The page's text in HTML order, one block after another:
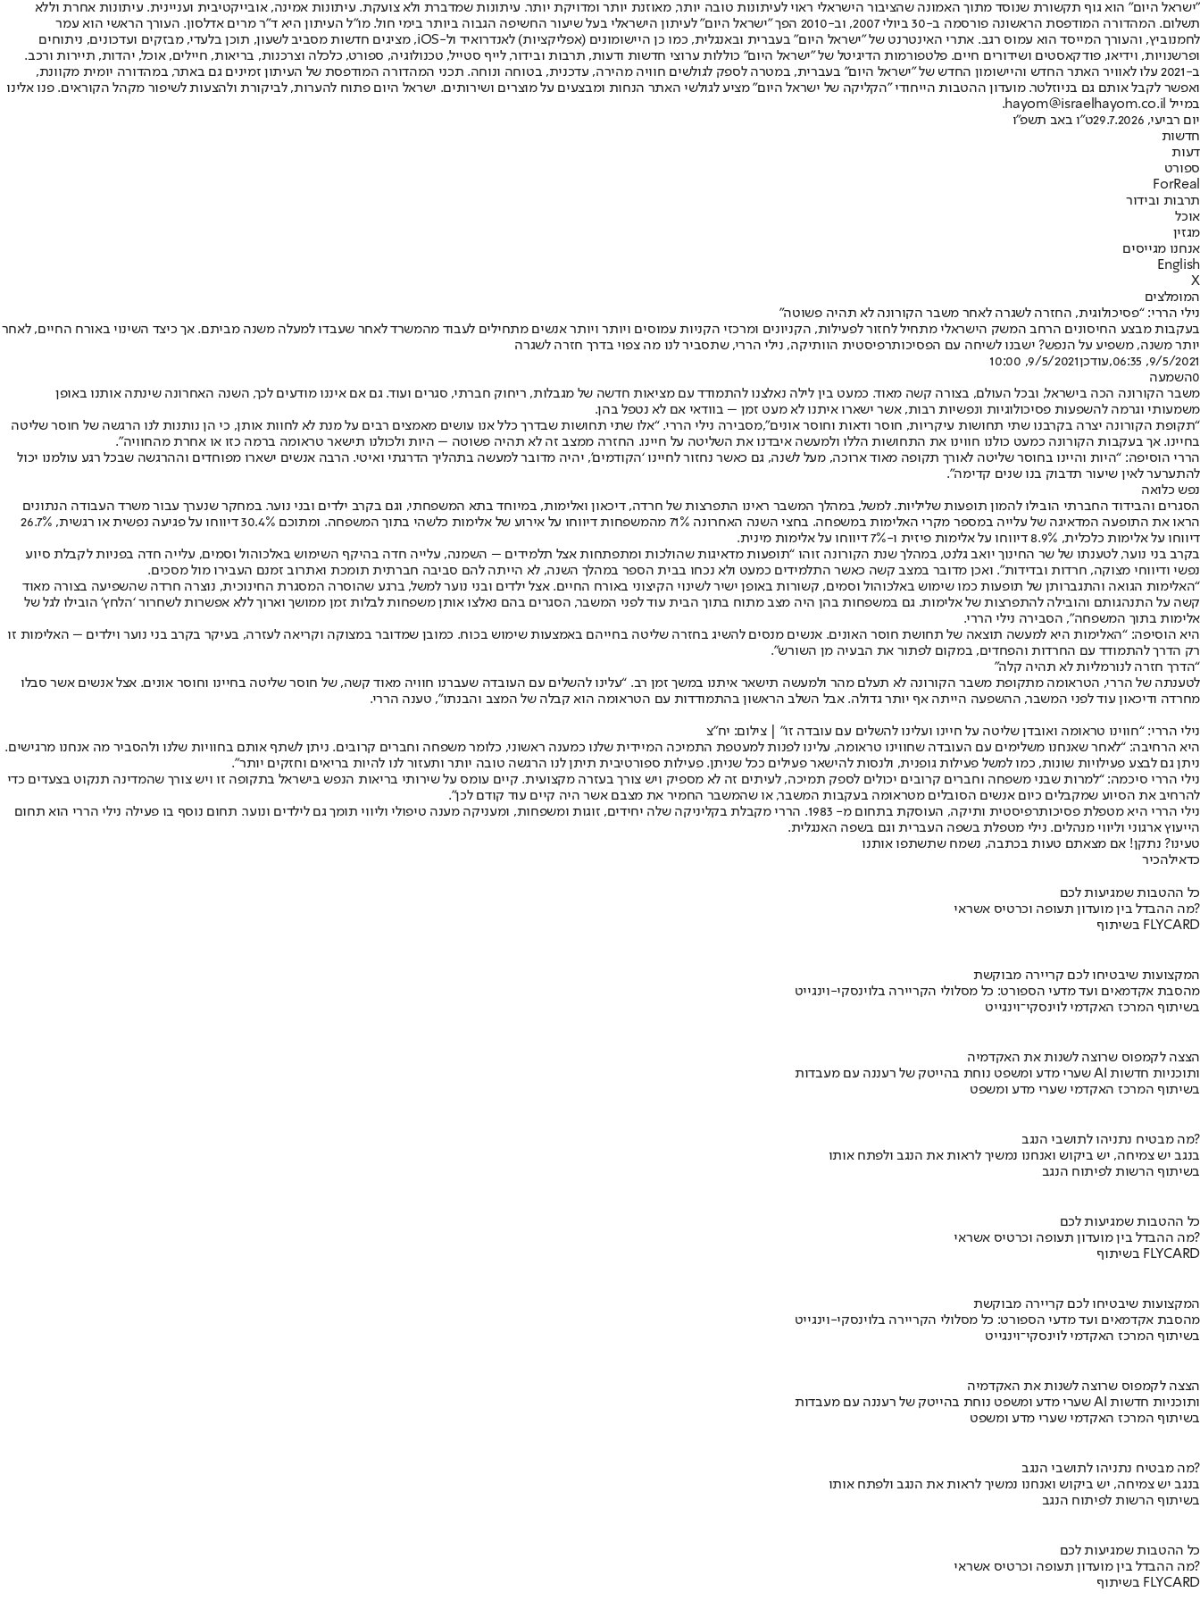
"ישראל היום" הוא גוף תקשורת שנוסד מתוך האמונה שהציבור הישראלי ראוי לעיתונות טובה יותר, מאוזנת יותר ומדויקת יותר. עיתונות שמדברת ולא צועקת. עיתונות אמינה, אובייקטיבית ועניינית. עיתונות אחרת וללא
תשלום. המהדורה המודפסת הראשונה פורסמה ב-30 ביולי 2007, וב-2010 הפך "ישראל היום" לעיתון הישראלי בעל שיעור החשיפה הגבוה ביותר בימי חול. מו"ל העיתון היא ד"ר מרים אדלסון. העורך הראשי הוא עמר
לחמנוביץ, והעורך המייסד הוא עמוס רגב. אתרי האינטרנט של "ישראל היום" בעברית ובאנגלית, כמו כן היישומונים (אפליקציות) לאנדרואיד ול-iOS, מציגים חדשות מסביב לשעון, תוכן בלעדי, מבזקים ועדכונים, ניתוחים
ופרשנויות, וידיאו, פודקאסטים ושידורים חיים. פלטפורמות הדיגיטל של "ישראל היום" כוללות ערוצי חדשות ודעות, תרבות ובידור, לייף סטייל, טכנולוגיה, ספורט, כלכלה וצרכנות, בריאות, חיילים, אוכל, יהדות, תיירות ורכב.
ב-2021 עלו לאוויר האתר החדש והיישומון החדש של "ישראל היום" בעברית, במטרה לספק לגולשים חוויה מהירה, עדכנית, בטוחה ונוחה. תכני המהדורה המודפסת של העיתון זמינים גם באתר, במהדורה יומית מקוונת,
ואפשר לקבל אותם גם בניוזלטר. מועדון ההטבות הייחודי "הקליקה של ישראל היום" מציע לגולשי האתר הנחות ומבצעים על מוצרים ושירותים. ישראל היום פתוח להערות, לביקורת ולהצעות לשיפור מקהל הקוראים. פנו אלינו
במייל hayom@israelhayom.co.il.
יום רביעי, 29.7.2026
ט"ו באב תשפ"ו
חדשות
דעות
ספורט
ForReal
תרבות ובידור
אוכל
מגזין
אנחנו מגייסים
English
X
המומלצים
נילי הררי: “פסיכולוגית, החזרה לשגרה לאחר משבר הקורונה לא תהיה פשוטה”
בעקבות מבצע החיסונים הרחב המשק הישראלי מתחיל לחזור לפעילות, הקניונים ומרכזי הקניות עמוסים ויותר ויותר אנשים מתחילים לעבוד מהמשרד לאחר שעבדו למעלה משנה מביתם. אך כיצד השינוי באורח החיים, לאחר
יותר משנה, משפיע על הנפש? ישבנו לשיחה עם הפסיכותרפיסטית הוותיקה, נילי הררי, שתסביר לנו מה צפוי בדרך חזרה לשגרה
9/5/2021, 06:35
,עודכן9/5/2021, 10:00
0השמעה
משבר הקורונה הכה בישראל, ובכל העולם, בצורה קשה מאוד. כמעט בין לילה נאלצנו להתמודד עם מציאות חדשה של מגבלות, ריחוק חברתי, סגרים ועוד. גם אם איננו מודעים לכך, השנה האחרונה שינתה אותנו באופן
משמעותי וגרמה להשפעות פסיכולוגיות ונפשיות רבות, אשר ישארו איתנו לא מעט זמן – בוודאי אם לא נטפל בהן.
“תקופת הקורונה יצרה בקרבנו שתי תחושות עיקריות, חוסר ודאות וחוסר אונים”,מסבירה נילי הררי. “אלו שתי תחושות שבדרך כלל אנו עושים מאמצים רבים על מנת לא לחוות אותן, כי הן נותנות לנו הרגשה של חוסר שליטה
בחיינו. אך בעקבות הקורונה כמעט כולנו חווינו את התחושות הללו ולמעשה איבדנו את השליטה על חיינו. החזרה ממצב זה לא תהיה פשוטה – היות ולכולנו תישאר טראומה ברמה כזו או אחרת מהחוויה”.
הררי הוסיפה: “היות והיינו בחוסר שליטה לאורך תקופה מאוד ארוכה, מעל לשנה, גם כאשר נחזור לחיינו ‘הקודמים’, יהיה מדובר למעשה בתהליך הדרגתי ואיטי. הרבה אנשים ישארו מפוחדים וההרגשה שבכל רגע עולמנו יכול
להתערער לאין שיעור תדבוק בנו שנים קדימה”.
נפש כלואה
הסגרים והבידוד החברתי הובילו להמון תופעות שליליות. למשל, במהלך המשבר ראינו התפרצות של חרדה, דיכאון ואלימות, במיוחד בתא המשפחתי, וגם בקרב ילדים ובני נוער. במחקר שנערך עבור משרד העבודה הנתונים
הראו את התופעה המדאיגה של עלייה במספר מקרי האלימות במשפחה. בחצי השנה האחרונה 71% מהמשפחות דיווחו על אירוע של אלימות כלשהי בתוך המשפחה. ומתוכם 30.4% דיווחו על פגיעה נפשית או רגשית, 26.7%
דיווחו על אלימות כלכלית, 8.9% דיווחו על אלימות פיזית ו-7% דיווחו על אלימות מינית.
בקרב בני נוער, לטענתו של שר החינוך יואב גלנט, במהלך שנת הקורונה זוהו “תופעות מדאיגות שהולכות ומתפתחות אצל תלמידים – השמנה, עלייה חדה בהיקף השימוש באלכוהול וסמים, עלייה חדה בפניות לקבלת סיוע
נפשי ודיווחי מצוקה, חרדות ובדידות”. ואכן מדובר במצב קשה כאשר התלמידים כמעט ולא נכחו בבית הספר במהלך השנה, לא הייתה להם סביבה חברתית תומכת ואתרוב זמנם העבירו מול מסכים.
“האלימות הגואה והתגברותן של תופעות כמו שימוש באלכוהול וסמים, קשורות באופן ישיר לשינוי הקיצוני באורח החיים. אצל ילדים ובני נוער למשל, ברגע שהוסרה המסגרת החינוכית, נוצרה חרדה שהשפיעה בצורה מאוד
קשה על התנהגותם והובילה להתפרצות של אלימות. גם במשפחות בהן היה מצב מתוח בתוך הבית עוד לפני המשבר, הסגרים בהם נאלצו אותן משפחות לבלות זמן ממושך וארוך ללא אפשרות לשחרור ‘הלחץ’ הובילו לגל של
אלימות בתוך המשפחה”, הסבירה נילי הררי.
היא הוסיפה: “האלימות היא למעשה תוצאה של תחושת חוסר האונים. אנשים מנסים להשיג בחזרה שליטה בחייהם באמצעות שימוש בכוח. כמובן שמדובר במצוקה וקריאה לעזרה, בעיקר בקרב בני נוער וילדים – האלימות זו
רק הדרך להתמודד עם החרדות והפחדים, במקום לפתור את הבעיה מן השורש”.
“הדרך חזרה לנורמליות לא תהיה קלה”
לטענתה של הררי, הטראומה מתקופת משבר הקורונה לא תעלם מהר ולמעשה תישאר איתנו במשך זמן רב. “עלינו להשלים עם העובדה שעברנו חוויה מאוד קשה, של חוסר שליטה בחיינו וחוסר אונים. אצל אנשים אשר סבלו
מחרדה ודיכאון עוד לפני המשבר, ההשפעה הייתה אף יותר גדולה. אבל השלב הראשון בהתמודדות עם הטראומה הוא קבלה של המצב והבנתו”, טענה הררי.
נילי הררי: “חווינו טראומה ואובדן שליטה על חיינו ועלינו להשלים עם עובדה זו” | צילום: יח”צ
היא הרחיבה: “לאחר שאנחנו משלימים עם העובדה שחווינו טראומה, עלינו לפנות למעטפת התמיכה המיידית שלנו כמענה ראשוני, כלומר משפחה וחברים קרובים. ניתן לשתף אותם בחוויות שלנו ולהסביר מה אנחנו מרגישים.
ניתן גם לבצע פעילויות שונות, כמו למשל פעילות גופנית, ולנסות להישאר פעילים ככל שניתן. פעילות ספורטיבית תיתן לנו הרגשה טובה יותר ותעזור לנו להיות בריאים וחזקים יותר”.
נילי הררי סיכמה: “למרות שבני משפחה וחברים קרובים יכולים לספק תמיכה, לעיתים זה לא מספיק ויש צורך בעזרה מקצועית. קיים עומס על שירותי בריאות הנפש בישראל בתקופה זו ויש צורך שהמדינה תנקוט בצעדים כדי
להרחיב את הסיוע שמקבלים כיום אנשים הסובלים מטראומה בעקבות המשבר, או שהמשבר החמיר את מצבם אשר היה קיים עוד קודם לכן”.
נילי הררי היא מטפלת פסיכותרפיסטית ותיקה, העוסקת בתחום מ- 1983. הררי מקבלת בקליניקה שלה יחידים, זוגות ומשפחות, ומעניקה מענה טיפולי וליווי תומך גם לילדים ונוער. תחום נוסף בו פעילה נילי הררי הוא תחום
הייעוץ ארגוני וליווי מנהלים. נילי מטפלת בשפה העברית וגם בשפה האנגלית.
טעינו? נתקן! אם מצאתם טעות בכתבה, נשמח שתשתפו אותנו
כדאילהכיר
כל ההטבות שמגיעות לכם
מה ההבדל בין מועדון תעופה וכרטיס אשראי?
בשיתוף FLYCARD
המקצועות שיבטיחו לכם קריירה מבוקשת
מהסבת אקדמאים ועד מדעי הספורט: כל מסלולי הקריירה בלוינסקי-וינגייט
בשיתוף המרכז האקדמי לוינסקי־וינגייט
הצצה לקמפוס שרוצה לשנות את האקדמיה
שערי מדע ומשפט נוחת בהייטק של רעננה עם מעבדות AI ותוכניות חדשות
בשיתוף המרכז האקדמי שערי מדע ומשפט
מה מבטיח נתניהו לתושבי הנגב?
בנגב יש צמיחה, יש ביקוש ואנחנו נמשיך לראות את הנגב ולפתח אותו
בשיתוף הרשות לפיתוח הנגב
כל ההטבות שמגיעות לכם
מה ההבדל בין מועדון תעופה וכרטיס אשראי?
בשיתוף FLYCARD
המקצועות שיבטיחו לכם קריירה מבוקשת
מהסבת אקדמאים ועד מדעי הספורט: כל מסלולי הקריירה בלוינסקי-וינגייט
בשיתוף המרכז האקדמי לוינסקי־וינגייט
הצצה לקמפוס שרוצה לשנות את האקדמיה
שערי מדע ומשפט נוחת בהייטק של רעננה עם מעבדות AI ותוכניות חדשות
בשיתוף המרכז האקדמי שערי מדע ומשפט
מה מבטיח נתניהו לתושבי הנגב?
בנגב יש צמיחה, יש ביקוש ואנחנו נמשיך לראות את הנגב ולפתח אותו
בשיתוף הרשות לפיתוח הנגב
כל ההטבות שמגיעות לכם
מה ההבדל בין מועדון תעופה וכרטיס אשראי?
בשיתוף FLYCARD